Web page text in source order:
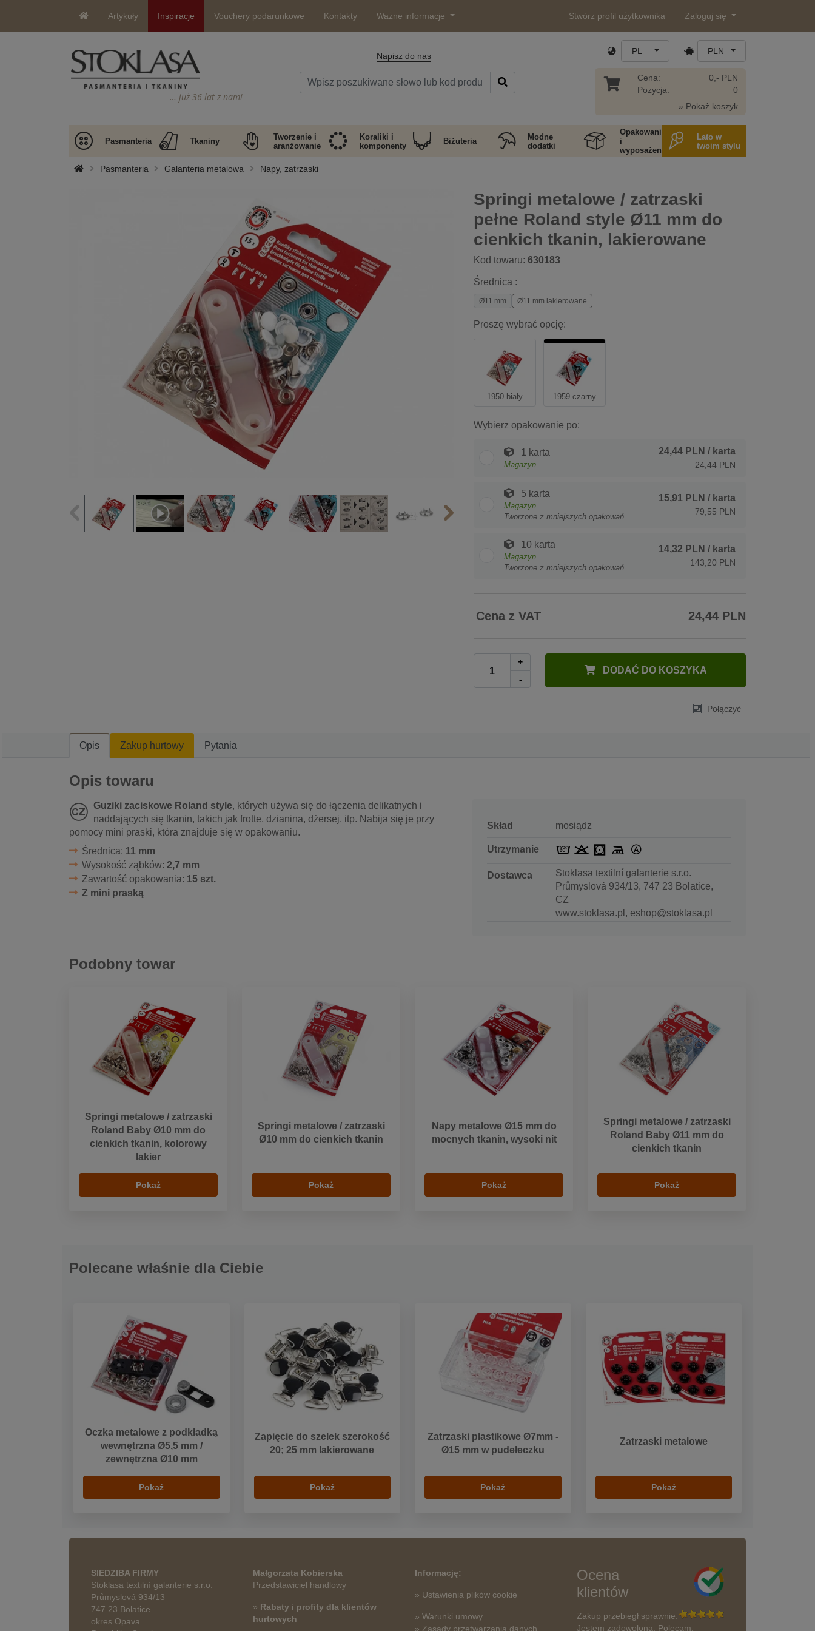
Artykuły Inspiracje Vouchery podarunkowe Kontakty Ważne informacje Stwórz profil użytkownika Zaloguj się
… już 36 lat z nami
Napisz do nas PL PLN
Cena:
Pozycja:
0,- PLN
0
» Pokaż koszyk
Pasmanteria Tkaniny
Tworzenie i
aranżowanie
Koraliki i
komponenty
Biżuteria
Modne
dodatki
Opakowania
i
wyposażenie
Lato w
twoim stylu
Pasmanteria Galanteria metalowa Napy, zatrzaski
Springi metalowe / zatrzaski
pełne Roland style Ø11 mm do
cienkich tkanin, lakierowane
Kod towaru: 630183
Średnica :
Ø11 mm Ø11 mm lakierowane
Proszę wybrać opcję:
1950 biały 1959 czarny
Wybierz opakowanie po:
1 karta
Magazyn
24,44 PLN / karta
24,44 PLN
5 karta
Magazyn
Tworzone z mniejszych opakowań
15,91 PLN / karta
79,55 PLN
10 karta
Magazyn
Tworzone z mniejszych opakowań
14,32 PLN / karta
143,20 PLN
Cena z VAT 24,44 PLN
+
-
DODAĆ DO KOSZYKA
Połączyć
Opis Zakup hurtowy Pytania
Opis towaru
Guziki zaciskowe Roland style, których używa się do łączenia delikatnych i
naddających się tkanin, takich jak frotte, dzianina, dżersej, itp. Nabija się je przy
pomocy mini praski, która znajduje się w opakowaniu.
Średnica: 11 mm
Wysokość ząbków: 2,7 mm
Zawartość opakowania: 15 szt.
Z mini praską
Skład mosiądz
Utrzymanie
Dostawca
Stoklasa textilní galanterie s.r.o.
Průmyslová 934/13, 747 23 Bolatice,
CZ
www.stoklasa.pl, eshop@stoklasa.pl
Podobny towar
Springi metalowe / zatrzaski
Roland Baby Ø10 mm do
cienkich tkanin, kolorowy
lakier
Pokaż
Springi metalowe / zatrzaski
Ø10 mm do cienkich tkanin
Pokaż
Napy metalowe Ø15 mm do
mocnych tkanin, wysoki nit
Pokaż
Springi metalowe / zatrzaski
Roland Baby Ø11 mm do
cienkich tkanin
Pokaż
Polecane właśnie dla Ciebie
Oczka metalowe z podkładką
wewnętrzna Ø5,5 mm /
zewnętrzna Ø10 mm
Pokaż
Zapięcie do szelek szerokość
20; 25 mm lakierowane
Pokaż
Zatrzaski plastikowe Ø7mm -
Ø15 mm w pudełeczku
Pokaż
Zatrzaski metalowe
Pokaż
SIEDZIBA FIRMY
Stoklasa textilní galanterie s.r.o.
Průmyslová 934/13
747 23 Bolatice
okres Opava
Małgorzata Kobierska
Przedstawiciel handlowy
» Rabaty i profity dla klientów
hurtowych
Informację:
» Ustawienia plików cookie
» Warunki umowy
» Zasady przetwarzania danych
Ocena
klientów
Zakup przebiegł sprawnie.
Jestem zadowolona. Polecam.